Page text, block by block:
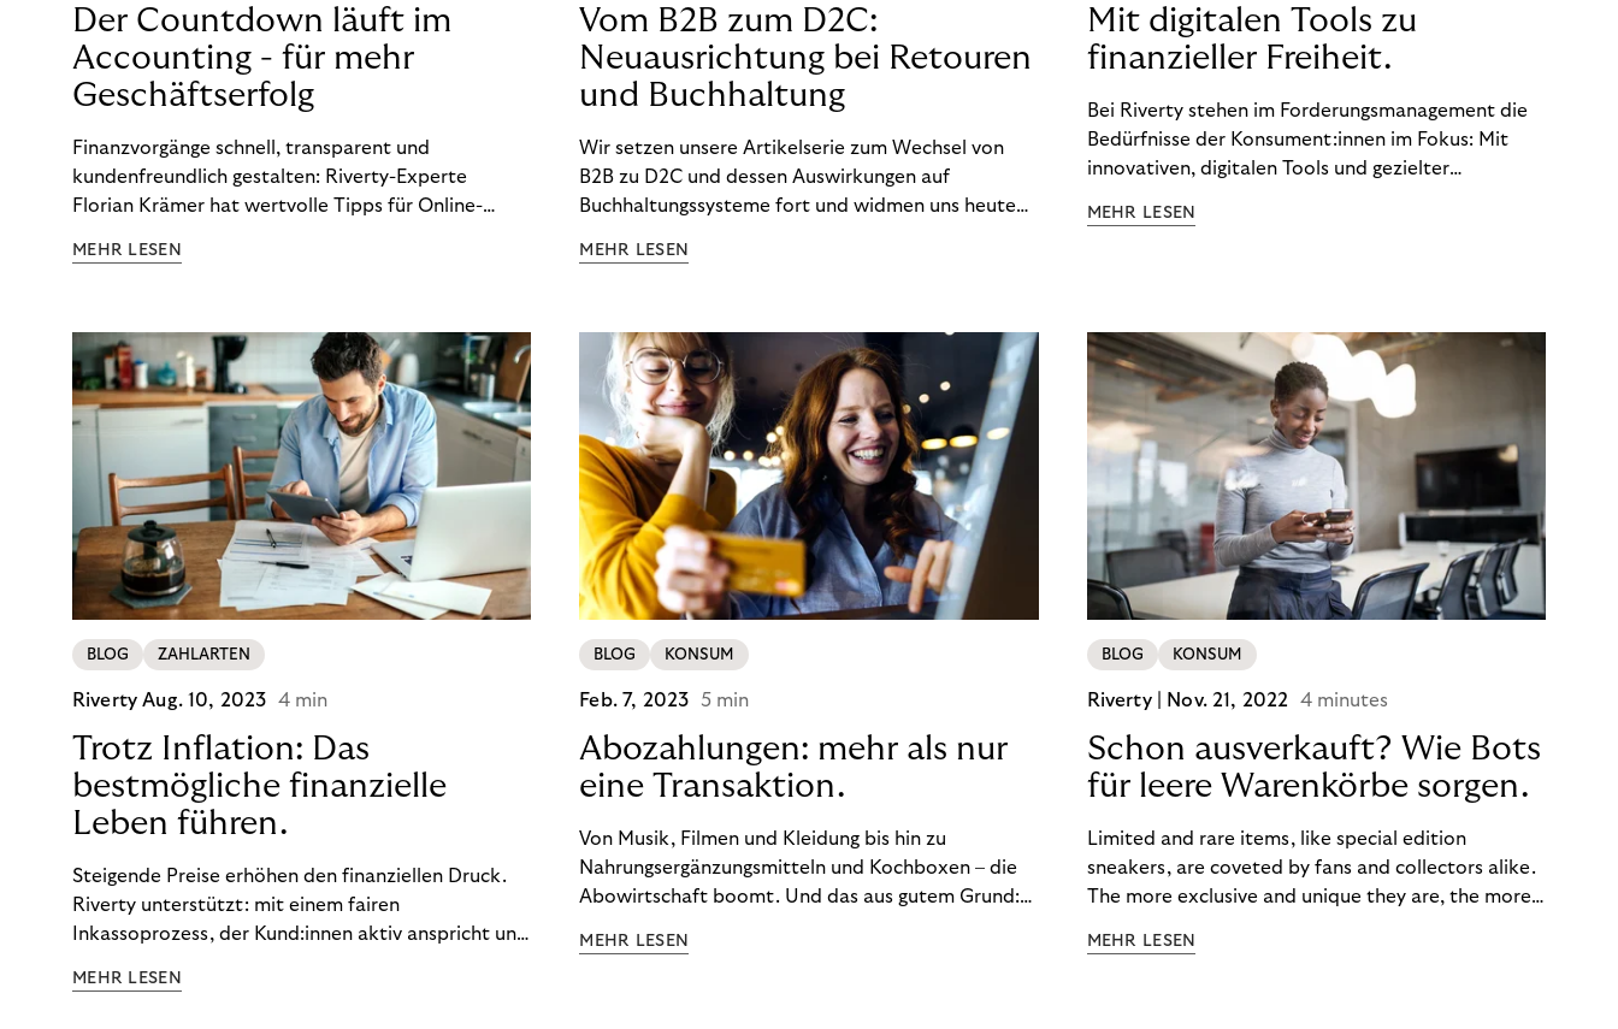
Der Countdown läuft im
Accounting - für mehr
Geschäftserfolg
Finanzvorgänge schnell, transparent und
kundenfreundlich gestalten: Riverty-Experte
Florian Krämer hat wertvolle Tipps für Online-
möchten.
MEHR LESEN
Vom B2B zum D2C:
Neuausrichtung bei Retouren
und Buchhaltung
Wir setzen unsere Artikelserie zum Wechsel von
B2B zu D2C und dessen Auswirkungen auf
Buchhaltungssysteme fort und widmen uns heute
im D2C-Bereich.
MEHR LESEN
Mit digitalen Tools zu
finanzieller Freiheit.
Bei Riverty stehen im Forderungsmanagement die
Bedürfnisse der Konsument:innen im Fokus: Mit
innovativen, digitalen Tools und gezielter
ein Leben in finanzieller Freiheit zu führen. So
MEHR LESEN
BLOG ZAHLARTEN
RivertyAug. 10, 2023 4 min
Trotz Inflation: Das
bestmögliche finanzielle
Leben führen.
Steigende Preise erhöhen den finanziellen Druck.
Riverty unterstützt: mit einem fairen
Inkassoprozess, der Kund:innen aktiv anspricht und
Finanzbildung ermöglicht. So bleiben Menschen
MEHR LESEN
BLOG KONSUM
Feb. 7, 2023 5 min
Abozahlungen: mehr als nur
eine Transaktion.
Von Musik, Filmen und Kleidung bis hin zu
Nahrungsergänzungsmitteln und Kochboxen – die
Abowirtschaft boomt. Und das aus gutem Grund:
wünschen. Sie ermöglichen es uns, Produkte und
MEHR LESEN
BLOG KONSUM
Riverty | Nov. 21, 2022 4 minutes
Schon ausverkauft? Wie Bots
für leere Warenkörbe sorgen.
Limited and rare items, like special edition
sneakers, are coveted by fans and collectors alike.
The more exclusive and unique they are, the more
industry uses artificial scarcity, also known as a
MEHR LESEN